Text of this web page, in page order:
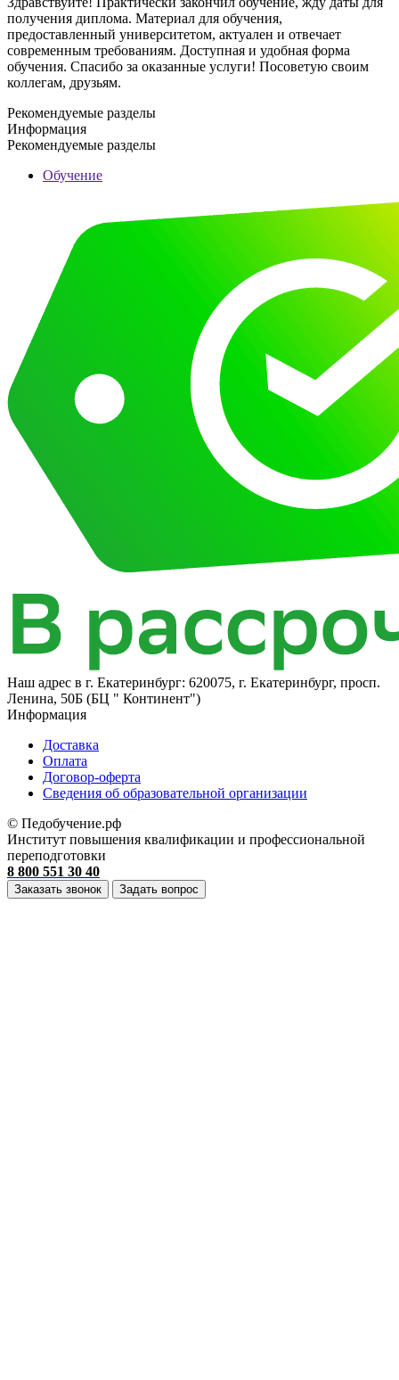
получения диплома. Материал для обучения,
предоставленный университетом, актуален и отвечает
современным требованиям. Доступная и удобная форма
обучения. Спасибо за оказанные услуги! Посоветую своим
коллегам, друзьям.
Рекомендуемые разделы
Информация
Рекомендуемые разделы
Обучение
Наш адрес в г. Екатеринбург: 620075, г. Екатеринбург, просп.
Ленина, 50Б (БЦ " Континент")
Информация
Доставка
Оплата
Договор-оферта
Cведения об образовательной организации
© Педобучение.рф
Институт повышения квалификации и профессиональной
переподготовки
8 800 551 30 40
Заказать звонок Задать вопрос